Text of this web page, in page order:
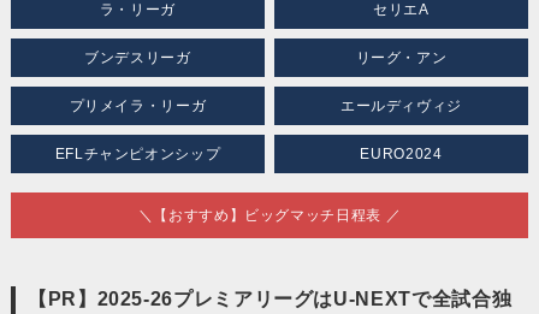
ラ・リーガ セリエA
ブンデスリーガ リーグ・アン
プリメイラ・リーガ エールディヴィジ
EFLチャンピオンシップ EURO2024
＼【おすすめ】ビッグマッチ日程表 ／
【PR】2025-26プレミアリーグはU-NEXTで全試合独